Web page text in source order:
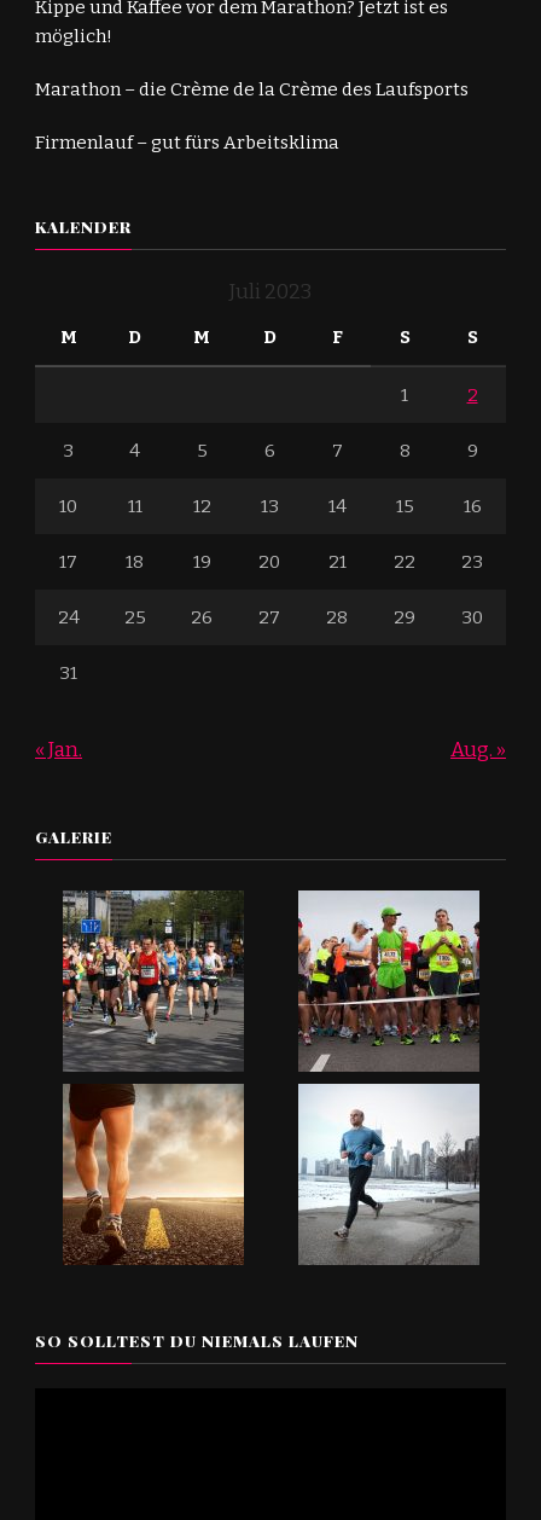
Kippe und Kaffee vor dem Marathon? Jetzt ist es
möglich!
Marathon – die Crème de la Crème des Laufsports
Firmenlauf – gut fürs Arbeitsklima
KALENDER
Juli 2023
M D M D F S S
1 2
3 4 5 6 7 8 9
10 11 12 13 14 15 16
17 18 19 20 21 22 23
24 25 26 27 28 29 30
31
« Jan. Aug. »
GALERIE
SO SOLLTEST DU NIEMALS LAUFEN